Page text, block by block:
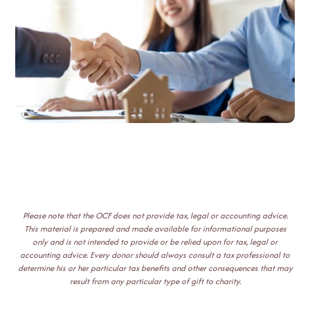
Please note that the OCF does not provide tax, legal or accounting advice.
This material is prepared and made available for informational purposes
only and is not intended to provide or be relied upon for tax, legal or
accounting advice. Every donor should always consult a tax professional to
determine his or her particular tax benefits and other consequences that may
result from any particular type of gift to charity.